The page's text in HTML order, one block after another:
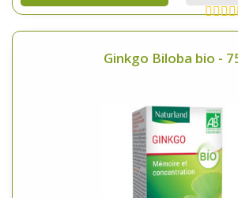
Ginkgo Biloba bio -